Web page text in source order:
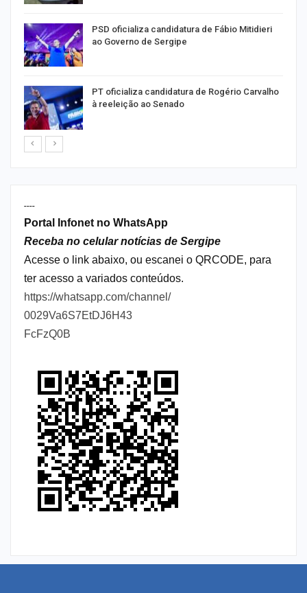
PSD oficializa candidatura de Fábio Mitidieri
ao Governo de Sergipe
PT oficializa candidatura de Rogério Carvalho
à reeleição ao Senado
----
Portal Infonet no WhatsApp
Receba no celular notícias de Sergipe
Acesse o link abaixo, ou escanei o QRCODE, para
ter acesso a variados conteúdos.
https://whatsapp.com/channel/
0029Va6S7EtDJ6H43
FcFzQ0B